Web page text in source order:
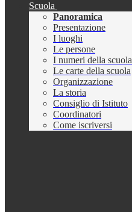
Scuola
Panoramica
Presentazione
I luoghi
Le persone
I numeri della scuola
Le carte della scuola
Organizzazione
La storia
Consiglio di Istituto
Coordinatori
Come iscriversi